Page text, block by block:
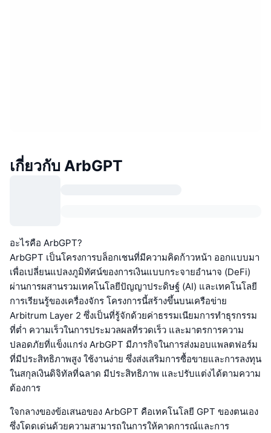
เกี่ยวกับ ArbGPT
อะไรคือ ArbGPT?
ArbGPT เป็นโครงการบล็อกเชนที่มีความคิดก้าวหน้า ออกแบบมา
เพื่อเปลี่ยนแปลงภูมิทัศน์ของการเงินแบบกระจายอำนาจ (DeFi)
ผ่านการผสานรวมเทคโนโลยีปัญญาประดิษฐ์ (AI) และเทคโนโลยี
การเรียนรู้ของเครื่องจักร โครงการนี้สร้างขึ้นบนเครือข่าย
Arbitrum Layer 2 ซึ่งเป็นที่รู้จักด้วยค่าธรรมเนียมการทำธุรกรรม
ที่ต่ำ ความเร็วในการประมวลผลที่รวดเร็ว และมาตรการความ
ปลอดภัยที่แข็งแกร่ง ArbGPT มีภารกิจในการส่งมอบแพลตฟอร์ม
ที่มีประสิทธิภาพสูง ใช้งานง่าย ซึ่งส่งเสริมการซื้อขายและการลงทุน
ในสกุลเงินดิจิทัลที่ฉลาด มีประสิทธิภาพ และปรับแต่งได้ตามความ
ต้องการ
ใจกลางของข้อเสนอของ ArbGPT คือเทคโนโลยี GPT ของตนเอง
ซึ่งโดดเด่นด้วยความสามารถในการให้คาดการณ์และการ